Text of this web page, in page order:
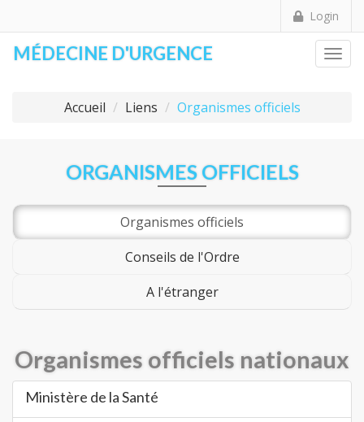
Login
MÉDECINE D'URGENCE
Accueil Liens Organismes officiels
ORGANISMES OFFICIELS
Organismes officiels
Conseils de l'Ordre
A l'étranger
Organismes officiels nationaux
Ministère de la Santé